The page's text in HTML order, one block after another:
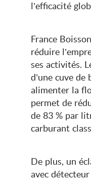
l’efficacité
France
réduire
ses activités.
d’une cuve
alimenter la
permet de
de 83 % par
carburant
De plus, un
avec